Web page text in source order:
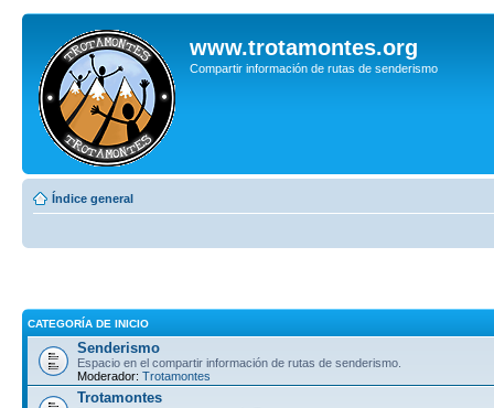
www.trotamontes.org
Compartir información de rutas de senderismo
Índice general
CATEGORÍA DE INICIO
Senderismo
Espacio en el compartir información de rutas de senderismo.
Moderador: Trotamontes
Trotamontes